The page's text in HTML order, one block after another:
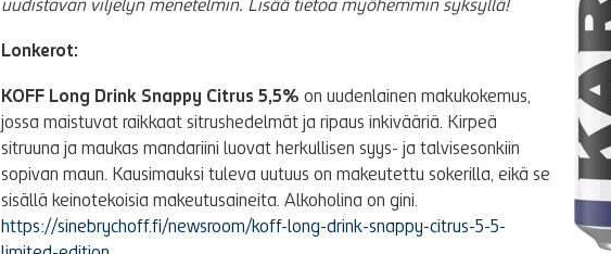
uudistavan viljelyn menetelmin. Lisää tietoa myöhemmin syksyllä!
Lonkerot:
KOFF Long Drink Snappy Citrus5,5% on uudenlainen makukokemus,
jossa maistuvat raikkaat sitrushedelmät ja ripaus inkivääriä. Kirpeä
sitruuna ja maukas mandariini luovat herkullisen syys- ja talvisesonkiin
sopivan maun. Kausimauksi tuleva uutuus on makeutettu sokerilla, eikä se
sisällä keinotekoisia makeutusaineita. Alkoholina on gini.
https://sinebrychoff.fi/newsroom/koff-long-drink-snappy-citrus-5-5-